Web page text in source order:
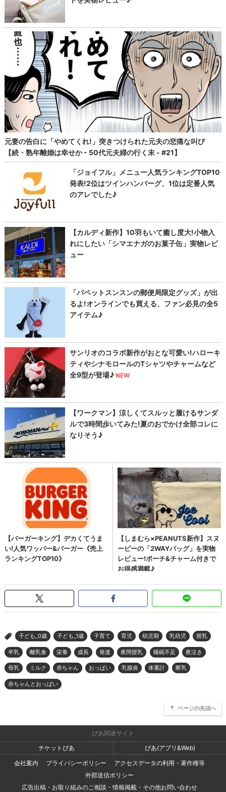
> 子ども_0歳 子ども_1歳 子育て 育児 幼児期 乳幼児 授乳
卒乳 離乳食 栄養 成長 発達 夜間授乳 睡眠不足 夜泣き
母乳 ミルク 赤ちゃん おっぱい 乳腺炎 体重計 断乳
赤ちゃんとおっぱい
ページの先頭へ
ぴあ関連サイト
チケットぴあ
ぴあ(アプリ&Web)
会社案内
プライバシーポリシー
アクセスデータの利用・著作権等
外部送信ポリシー
広告出稿・お取り組みのご相談・情報掲載・その他お問い合わせ